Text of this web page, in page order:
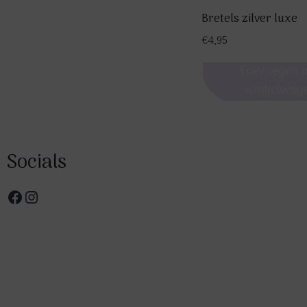
Bretels zilver luxe
€4,95
Socials
Facebook
Instagram